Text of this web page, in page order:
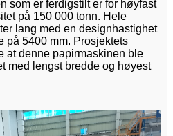
som er ferdigstilt er for høyfast
på 150 000 tonn. Hele
lang med en designhastighet
på 5400 mm. Prosjektets
at denne papirmaskinen ble
med lengst bredde og høyest